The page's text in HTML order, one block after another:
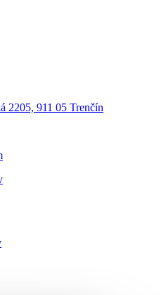
2205, 911 05 Trenčín